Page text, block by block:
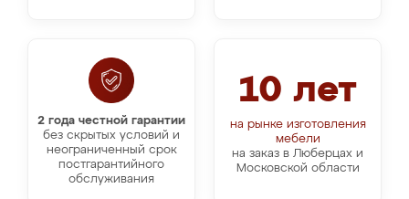
10 лет
на рынке изготовления
мебели
на заказ в Люберцах и
Московской области
2 года честной гарантии
без скрытых условий и
неограниченный срок
постгарантийного
обслуживания